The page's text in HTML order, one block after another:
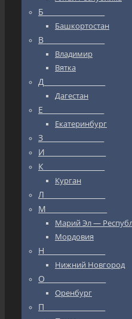
Б_________________
Башкортостан
В_________________
Владимир
Вятка
Д_________________
Дагестан
Е_________________
Екатеринбург
З_________________
И_________________
К_________________
Курган
Л_________________
М_________________
Марий Эл —
Мордовия
Н_________________
Нижний Новгород
О_________________
Оренбург
П_________________